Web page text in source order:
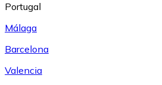
Portugal
Málaga
Barcelona
Valencia